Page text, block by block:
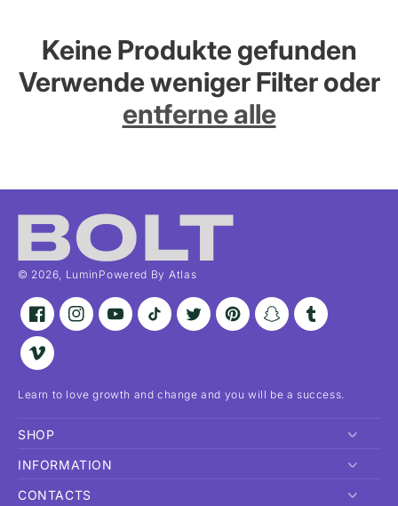
e
Keine Produkte gefunden
Verwende weniger Filter oder
entferne alle
© 2026, Lumin Powered By Atlas
FacebookInstagramYouTubeTikTokTwitterPinterestSnapchat
Tumblr
Vimeo
Learn to love growth and change and you will be a success.
SHOP
Heim
Jetzt einkaufen
INFORMATION
Datenschutzrichtlinie
CONTACTS